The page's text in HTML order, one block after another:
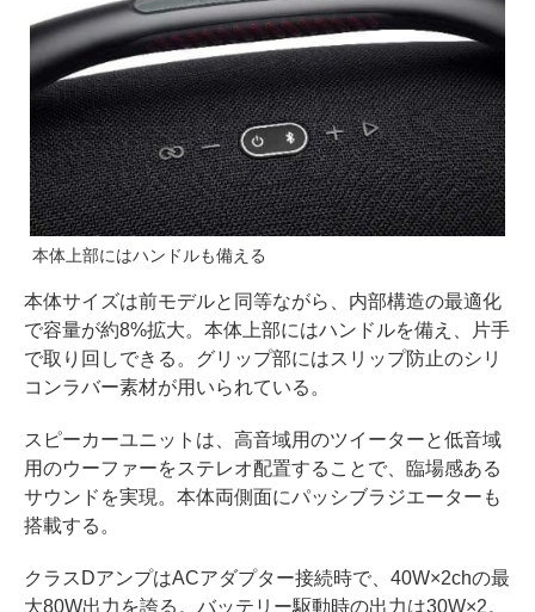
本体上部にはハンドルも備える
本体サイズは前モデルと同等ながら、内部構造の最適化
で容量が約8%拡大。本体上部にはハンドルを備え、片手
で取り回しできる。グリップ部にはスリップ防止のシリ
コンラバー素材が用いられている。
スピーカーユニットは、高音域用のツイーターと低音域
用のウーファーをステレオ配置することで、臨場感ある
サウンドを実現。本体両側面にパッシブラジエーターも
搭載する。
クラスDアンプはACアダプター接続時で、40W×2chの最
大80W出力を誇る。バッテリー駆動時の出力は30W×2。